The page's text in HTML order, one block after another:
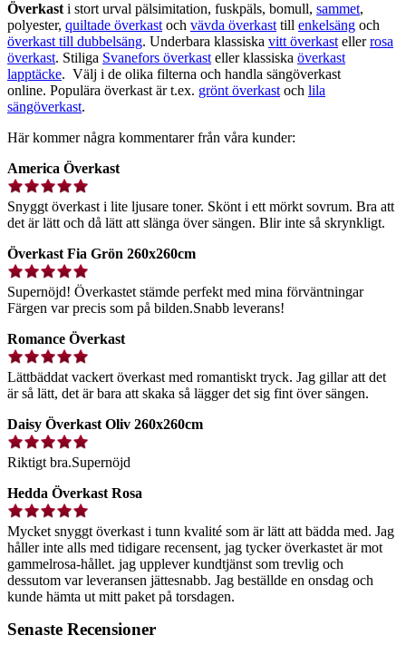
Överkast i stort urval pälsimitation, fuskpäls, bomull, sammet,
polyester, quiltade överkast och vävda överkast till enkelsäng och
överkast till dubbelsäng. Underbara klassiska vitt överkast ellerrosa
överkast. Stiliga Svanefors överkast eller klassiska överkast
lapptäcke. Välj i de olika filterna och handla sängöverkast
online. Populära överkast är t.ex. grönt överkast och lila
sängöverkast.
Här kommer några kommentarer från våra kunder:
America Överkast
Snyggt överkast i lite ljusare toner. Skönt i ett mörkt sovrum. Bra att
det är lätt och då lätt att slänga över sängen. Blir inte så skrynkligt.
Överkast Fia Grön 260x260cm
Supernöjd! Överkastet stämde perfekt med mina förväntningar
Färgen var precis som på bilden.Snabb leverans!
Romance Överkast
Lättbäddat vackert överkast med romantiskt tryck. Jag gillar att det
är så lätt, det är bara att skaka så lägger det sig fint över sängen.
Daisy Överkast Oliv 260x260cm
Riktigt bra.Supernöjd
Hedda Överkast Rosa
Mycket snyggt överkast i tunn kvalité som är lätt att bädda med. Jag
håller inte alls med tidigare recensent, jag tycker överkastet är mot
gammelrosa-hållet. jag upplever kundtjänst som trevlig och
dessutom var leveransen jättesnabb. Jag beställde en onsdag och
kunde hämta ut mitt paket på torsdagen.
Senaste Recensioner